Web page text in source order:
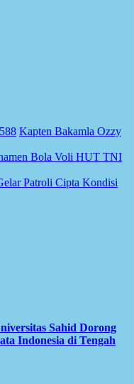
Kapten Bakamla Ozzy
Bola Voli HUT TNI
Patroli Cipta Kondisi
Sahid Dorong
Indonesia di Tengah